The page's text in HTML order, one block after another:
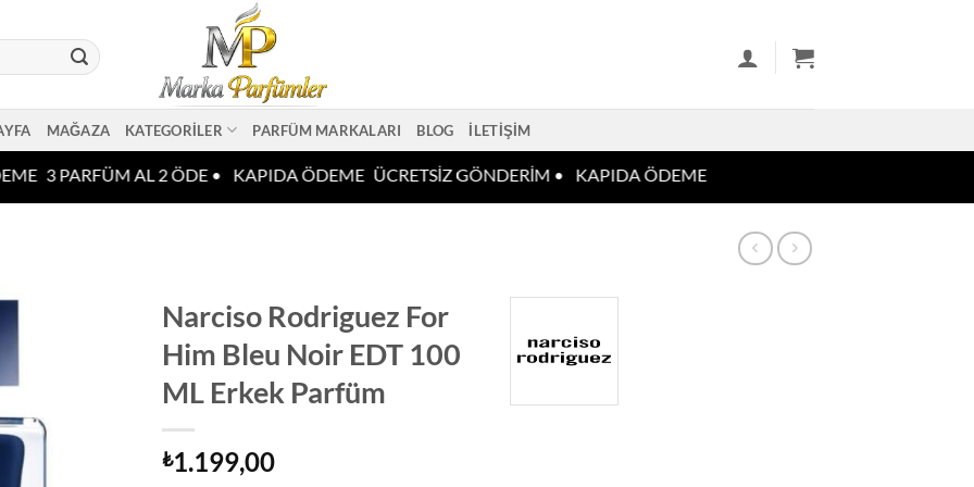
MAĞAZA KATEGORILER PARFÜM MARKALARI BLOG İLETIŞIM
3 PARFÜM AL 2 ÖDE • KAPIDA ÖDEME ÜCRETSİZ GÖNDERİM • KAPIDA ÖDEME
Narciso Rodriguez For
Him Bleu Noir EDT 100
ML Erkek Parfüm
₺1.199,00